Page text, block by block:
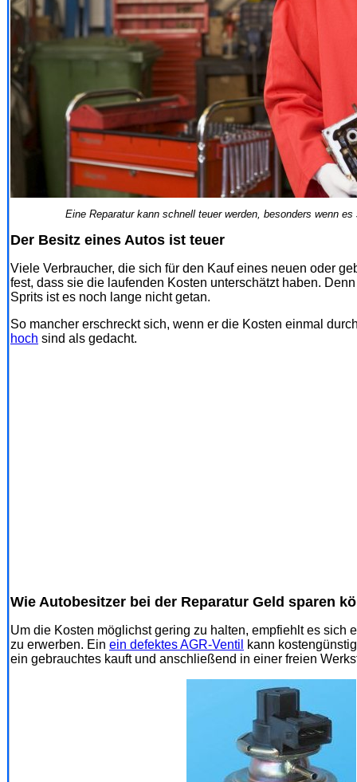
Eine Reparatur kann schnell teuer werden, besonders wenn
Der Besitz eines Autos ist teuer
Viele Verbraucher, die sich für den Kauf eines neuen oder
fest, dass sie die laufenden Kosten unterschätzt haben.
Sprits ist es noch lange nicht getan.
So mancher erschreckt sich, wenn er die Kosten einmal
hoch sind als gedacht.
Wie Autobesitzer bei der Reparatur Geld sparen
Um die Kosten möglichst gering zu halten, empfiehlt es sich
zu erwerben. Ein ein defektes AGR-Ventil
kann
ein gebrauchtes kauft und anschließend in einer freien